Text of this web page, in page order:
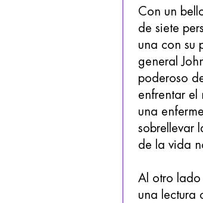
Con un
de siete
una con su
general
poderoso
enfrentar el
una
sobrellevar
de la vida
Al otro
una lectura